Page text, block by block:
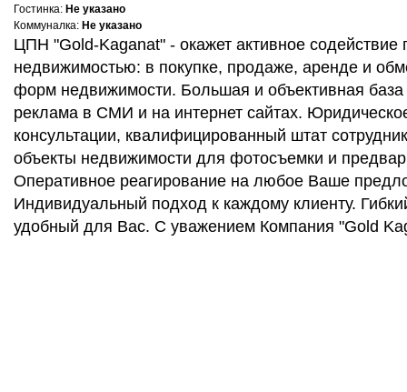
Гостинка: Не указано
Коммуналка: Не указано
ЦПН "Gold-Kaganat" - окажет активное содействие
недвижимостью: в покупке, продаже, аренде и
форм недвижимости. Большая и объективная
реклама в СМИ и на интернет сайтах.
консультации, квалифицированный штат
объекты недвижимости для фотосъемки и
Оперативное реагирование на любое Ваше
Индивидуальный подход к каждому клиенту.
удобный для Вас. С уважением Компания "Gold